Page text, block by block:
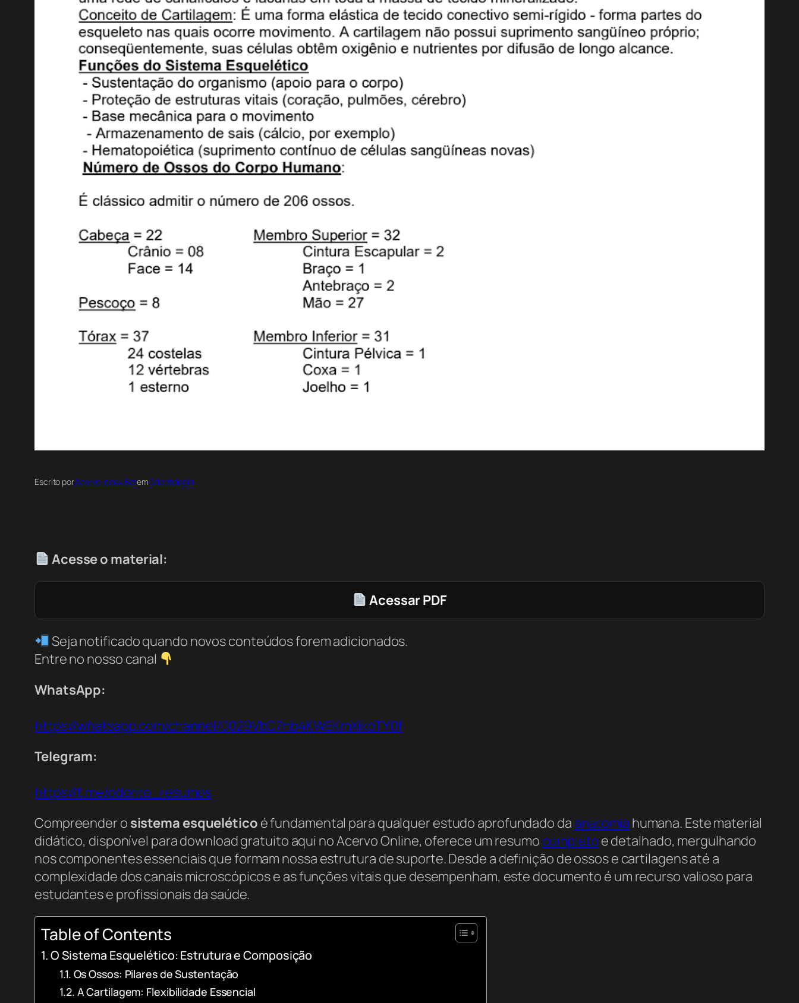
Escrito porAcervo Index BotemOdontologia
Acesse o material:
Acessar PDF
Seja notificado quando novos conteúdos forem adicionados.
Entre no nosso canal
WhatsApp:
https://whatsapp.com/channel/0029VbC7nb4KWEKmXikoTY0f
Telegram:
https://t.me/odonto_resumos
Compreender o sistema esquelético é fundamental para qualquer estudo aprofundado da anatomia humana. Este material
didático, disponível para download gratuito aqui no Acervo Online, oferece um resumo completo e detalhado, mergulhando
nos componentes essenciais que formam nossa estrutura de suporte. Desde a definição de ossos e cartilagens até a
complexidade dos canais microscópicos e as funções vitais que desempenham, este documento é um recurso valioso para
estudantes e profissionais da saúde.
Table of Contents
O Sistema Esquelético: Estrutura e Composição
Os Ossos: Pilares de Sustentação
A Cartilagem: Flexibilidade Essencial